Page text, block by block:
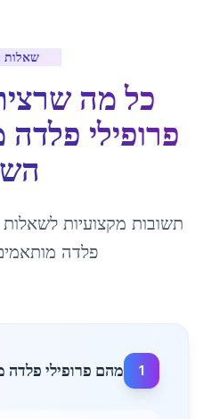
שאלות
כל מה
פרופילי
תשובות מקצועיות
פלדה
1 מהם פרופילי פלדה